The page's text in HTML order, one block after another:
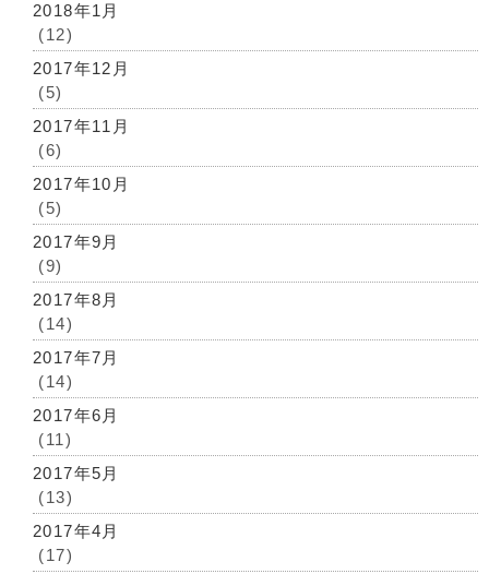
2018年1月
(12)
2017年12月
(5)
2017年11月
(6)
2017年10月
(5)
2017年9月
(9)
2017年8月
(14)
2017年7月
(14)
2017年6月
(11)
2017年5月
(13)
2017年4月
(17)